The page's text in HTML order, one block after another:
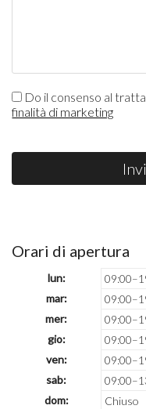
Do il consenso al
finalità di marketing
Orari di apertura
lun:
mar:
mer:
gio:
ven:
sab:
dom:
Chiuso